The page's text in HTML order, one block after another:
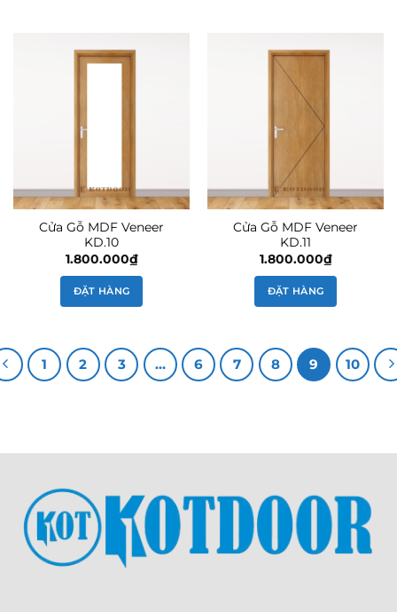
Cửa Gỗ MDF Veneer
KD.10
1.800.000₫
ĐẶT HÀNG
Cửa Gỗ MDF Veneer
KD.11
1.800.000₫
ĐẶT HÀNG
1 2 3 … 6 7 8 9 10